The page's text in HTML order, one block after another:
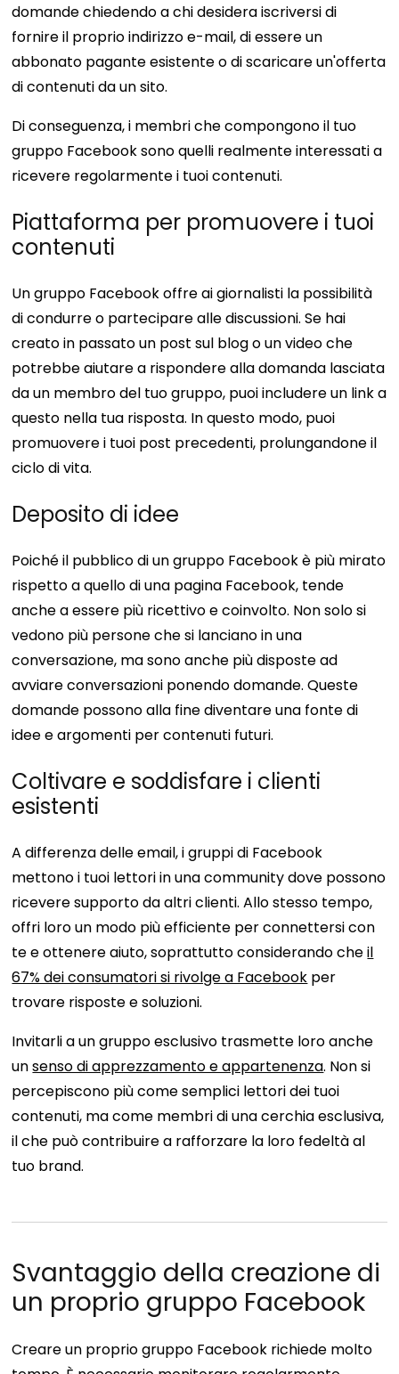
domandechiedendo a chi desidera iscriversi di
fornire il proprio indirizzo e-mail, di essere un
abbonato pagante esistente o di scaricare un'offerta
di contenuti da un sito.
Di conseguenza, i membri che compongono il tuo
gruppo Facebook sono quelli realmente interessati a
ricevere regolarmente i tuoi contenuti.
Piattaforma per promuovere i tuoi
contenuti
Un gruppo Facebook offre ai giornalisti la possibilità
di condurre o partecipare alle discussioni. Se hai
creato in passato un post sul blog o un video che
potrebbe aiutare a rispondere alla domanda lasciata
da un membro del tuo gruppo, puoi includere un link a
questo nella tua risposta. In questo modo, puoi
promuovere i tuoi post precedenti, prolungandone il
ciclo di vita.
Deposito di idee
Poiché il pubblico di un gruppo Facebook è più mirato
rispetto a quello di una pagina Facebook, tende
anche a essere più ricettivo e coinvolto. Non solo si
vedono più persone che si lanciano in una
conversazione, ma sono anche più disposte ad
avviare conversazioni ponendo domande. Queste
domande possono alla fine diventare una fonte di
idee e argomenti per contenuti futuri.
Coltivare e soddisfare i clienti
esistenti
A differenza delle email, i gruppi di Facebook
mettono i tuoi lettori in una community dove possono
ricevere supporto da altri clienti. Allo stesso tempo,
offri loro un modo più efficiente per connettersi con
te e ottenere aiuto, soprattutto considerando cheil
67% dei consumatori si rivolge a Facebook per
trovare risposte e soluzioni.
Invitarli a un gruppo esclusivo trasmette loro anche
unsenso di apprezzamento e appartenenza. Non si
percepiscono più come semplici lettori dei tuoi
contenuti, ma come membri di una cerchia esclusiva,
il che può contribuire a rafforzare la loro fedeltà al
tuo brand.
Svantaggio della creazione di
un proprio gruppo Facebook
Creare un proprio gruppo Facebook richiede molto